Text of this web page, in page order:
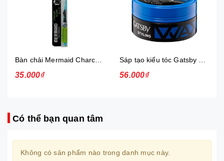
Bàn chải Mermaid Charcoal Gold
35.000₫
Sáp tạo kiểu tóc Gatsby Messi Layer Hard & Free 75g
56.000₫
Có thể bạn quan tâm
Không có sản phẩm nào trong danh mục này.